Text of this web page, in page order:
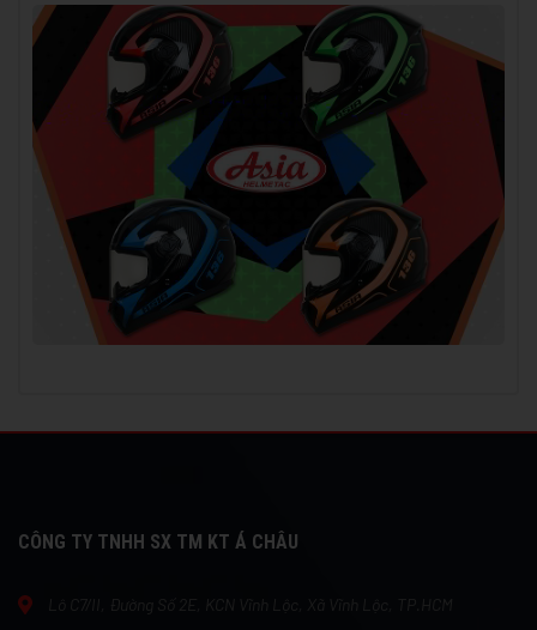
CÔNG TY TNHH SX TM KT Á CHÂU
Lô C7/II, Đường Số 2E, KCN Vĩnh Lộc, Xã Vĩnh Lộc, TP.HCM